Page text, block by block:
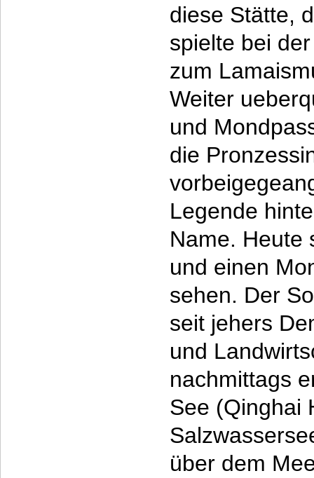
diese Stätte,
spielte bei
zum
Weiter
und
die
Legende
Name. Heute
und einen
sehen. Der
seit jehers
und
nachmittags
See (Qinghai
über dem